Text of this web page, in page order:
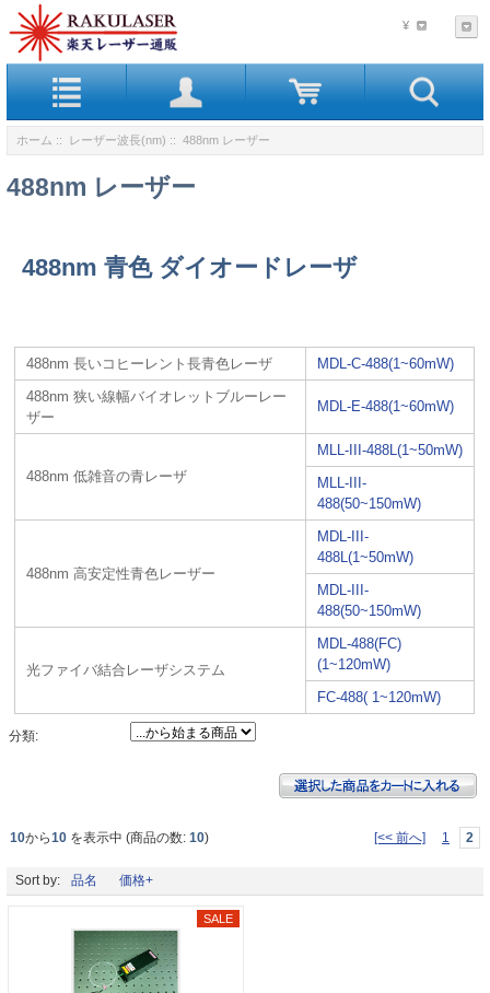
¥
ホーム :: レーザー波長(nm) :: 488nm レーザー
488nm レーザー
488nm 青色 ダイオードレーザ
488nm 長いコヒーレント長青色レーザ
MDL-C-488(1~60mW)
488nm 狭い線幅バイオレットブルーレー
ザー
MDL-E-488(1~60mW)
488nm 低雑音の青レーザ
MLL-III-488L(1~50mW)
MLL-III-
488(50~150mW)
488nm 高安定性青色レーザー
MDL-III-
488L(1~50mW)
MDL-III-
488(50~150mW)
光ファイバ結合レーザシステム
MDL-488(FC)
(1~120mW)
FC-488( 1~120mW)
分類:
10から10 を表示中 (商品の数: 10) [<< 前へ] 1 2
Sort by: 品名 価格+